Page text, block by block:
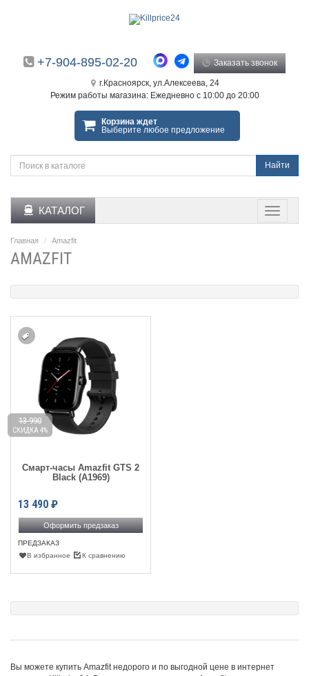
+7-904-895-02-20 Заказать звонок
г.Красноярск, ул.Алексеева, 24
Режим работы магазина: Ежедневно с 10:00 до 20:00
Корзина ждет
Выберите любое предложение
Найти
КАТАЛОГ
Главная Amazfit
AMAZFIT
Смарт-часы Amazfit GTS 2
Black (A1969)
13 490 ₽
13 990
СКИДКА 4%
Оформить предзаказ
ПРЕДЗАКАЗ
В избранное
К сравнению
Вы можете купить Amazfit недорого и по выгодной цене в интернет